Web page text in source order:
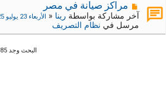
د
ة
ك
ة
ج
د
م
ش
ر
مراكز صيانة في مصر
آخر مشاركة بواسطة رينا« الأربعاء 23 يوليو 2025, الساعة 07:59
مرسل في نظام التصريف
البحث وجد 85 تطابقًا